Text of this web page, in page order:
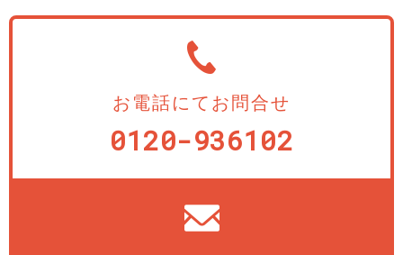
お電話にてお問合せ
0120-936102